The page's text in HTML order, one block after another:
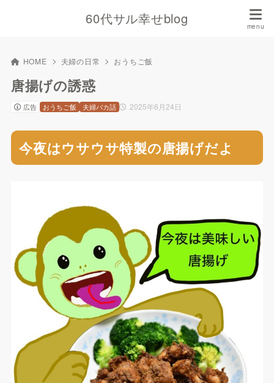
60代サル幸せblog
HOME 夫婦の日常 おうちご飯
唐揚げの誘惑
広告 2025年6月24日
おうちご飯 夫婦バカ話
今夜はウサウサ特製の唐揚げだよ